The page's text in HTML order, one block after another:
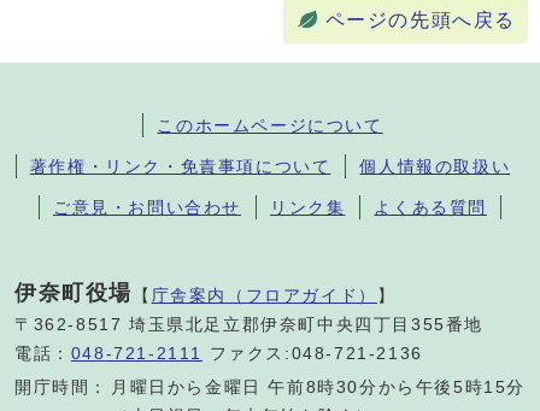
ページの先頭へ戻る
このホームページについて
著作権・リンク・免責事項について 個人情報の取扱い
ご意見・お問い合わせ リンク集 よくある質問
伊奈町役場 【 庁舎案内（フロアガイド） 】
〒362-8517 埼玉県北足立郡伊奈町中央四丁目355番地
電話： 048-721-2111
ファクス:048-721-2136
開庁時間：
月曜日から金曜日 午前8時30分から午後5時15分